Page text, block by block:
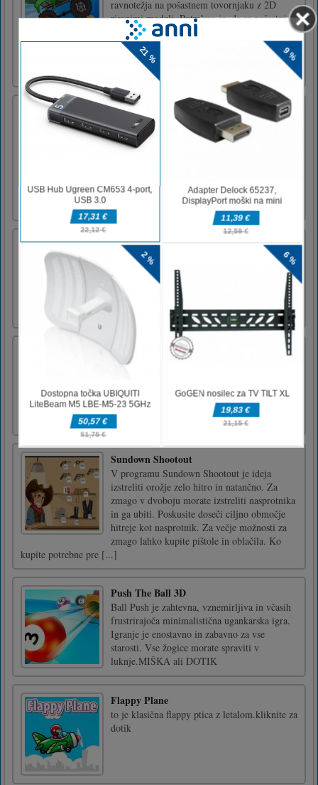
ravnotežja na pošastnem tovornjaku z 2D
risanimi modeli. Potrebno je, da se pošastni
tovornjak pripeljete do cilja tako, da prečkate
vse vrste terenov. Ostalih 5 pošastnih
tovornjakov lahko kupite v trgovini z
Pop-pop Jingle
Vesele praznike vsem, ko boste s hitrimi
refleksi in strategijo razbili vse zimske
dragulje! Puzzle Shooter, ki zasvoji in je
vse zvezdice?Če povežete tri ali več enakih
kroglic, ti poskočijo. Ko [...]
Zatiranje pik
Manipulirajte vrata in teleporterje, s katerimi
črede letijo iskre v zbiralnike.Z miško
povlecite okoli različnih predmetov. Nadaljnja
navodila so v igri.
Ambulance Trucks Differences
Find seven differences between two pictures
and you need to find them before time is out.
Use mouse to click on area with differences in
Sundown Shootout
V programu Sundown Shootout je ideja
izstreliti orožje zelo hitro in natančno. Za
zmago v dvoboju morate izstreliti nasprotnika
in ga ubiti. Poskusite doseči ciljno območje
hitreje kot nasprotnik. Za večje možnosti za
zmago lahko kupite pištole in oblačila. Ko
kupite potrebne pre [...]
Push The Ball 3D
Ball Push je zahtevna, vznemirljiva in včasih
frustrirajoča minimalistična ugankarska igra.
Igranje je enostavno in zabavno za vse
starosti. Vse žogice morate spraviti v
luknje.MIŠKA ali DOTIK
Flappy Plane
to je klasična flappy ptica z letalom.kliknite za
dotik